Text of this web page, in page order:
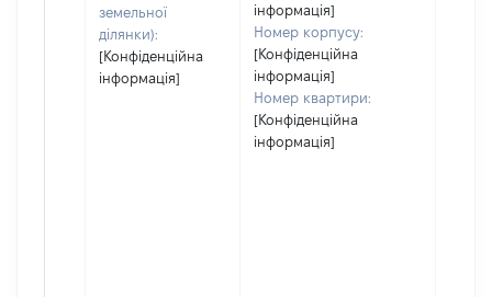
земельної
ділянки):
[Конфіденційна
інформація]
інформація]
Номер корпусу:
[Конфіденційна
інформація]
Номер квартири:
[Конфіденційна
інформація]